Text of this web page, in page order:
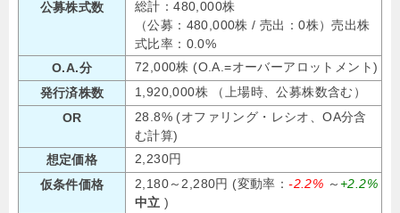
公募株式数
総計：480,000株
（公募：480,000株 / 売出：0株）売出株
式比率：0.0%
O.A.分
72,000株 (O.A.=オーバーアロットメント)
発行済株数
1,920,000株 （上場時、公募株数含む）
OR
28.8% (オファリング・レシオ、OA分含
む計算)
想定価格
2,230円
仮条件価格
2,180～2,280円 (変動率：-2.2% ～+2.2%
中立 )